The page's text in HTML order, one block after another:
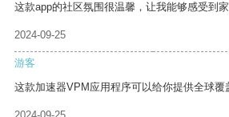
这款app的社区氛围很温馨，让我能够感受到家
2024-09-25
游客
这款加速器VPM应用程序可以给你提供全球覆